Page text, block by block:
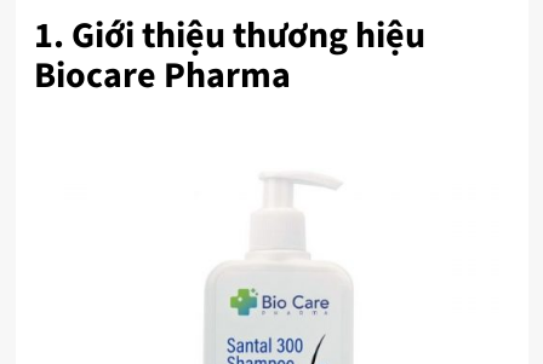
1. Giới thiệu thương hiệu
Biocare Pharma